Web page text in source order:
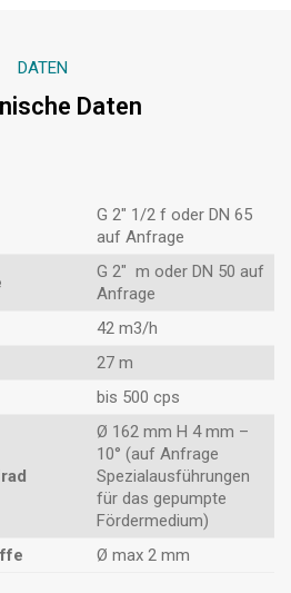
DATEN
Daten
G 2″ 1/2 f oder DN 65
auf Anfrage
G 2″ m oder DN 50 auf
Anfrage
42 m3/h
27 m
bis 500 cps
Ø 162 mm H 4 mm –
10° (auf Anfrage
Spezialausführungen
für das gepumpte
Fördermedium)
Ø max 2 mm